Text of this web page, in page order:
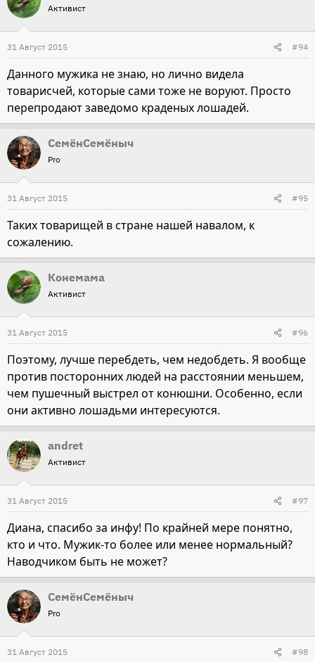
Активист
31 Август 2015 #94
Данного мужика не знаю, но лично видела
товарисчей, которые сами тоже не воруют. Просто
перепродают заведомо краденых лошадей.
СемёнСемёныч
Pro
31 Август 2015 #95
Таких товарищей в стране нашей навалом, к
сожалению.
Конемама
Активист
31 Август 2015 #96
Поэтому, лучше перебдеть, чем недобдеть. Я вообще
против посторонних людей на расстоянии меньшем,
чем пушечный выстрел от конюшни. Особенно, если
они активно лошадьми интересуются.
andret
Активист
31 Август 2015 #97
Диана, спасибо за инфу! По крайней мере понятно,
кто и что. Мужик-то более или менее нормальный?
Наводчиком быть не может?
СемёнСемёныч
Pro
31 Август 2015 #98